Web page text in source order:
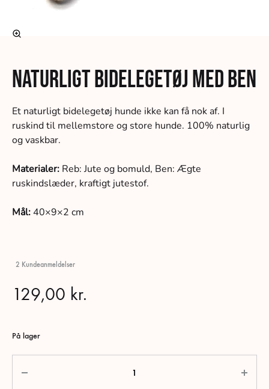
Naturligt Bidelegetøj med ben
Et naturligt bidelegetøj hunde ikke kan få nok af. I
ruskind til mellemstore og store hunde. 100% naturlig
og vaskbar.
Materialer: Reb: Jute og bomuld, Ben: Ægte
ruskindslæder, kraftigt jutestof.
Mål: 40×9×2 cm
2 Kundeanmeldelser
129,00 kr.
På lager